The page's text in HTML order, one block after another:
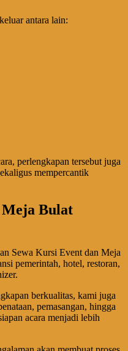
antara lain:
perlengkapan tersebut juga
mempercantik
Meja Bulat
Sewa Kursi Event dan Meja
pemerintah, hotel, restoran,
berkualitas, kami juga
pemasangan, hingga
acara menjadi lebih